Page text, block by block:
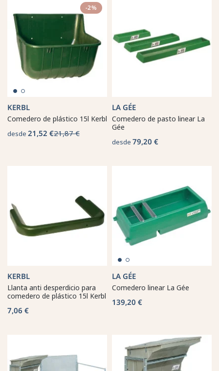
-2%
KERBL
Comedero de plástico 15l Kerbl
desde 21,52 €21,87 €
LA GÉE
Comedero de pasto linear La
Gée
desde 79,20 €
KERBL
Llanta anti desperdicio para
comedero de plástico 15l Kerbl
7,06 €
LA GÉE
Comedero linear La Gée
139,20 €